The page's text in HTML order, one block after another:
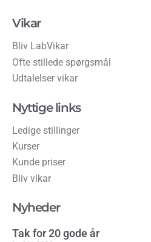
Vikar
Bliv LabVikar
Ofte stillede spørgsmål
Udtalelser vikar
Nyttige links
Ledige stillinger
Kurser
Kunde priser
Bliv vikar
Nyheder
Tak for 20 gode år